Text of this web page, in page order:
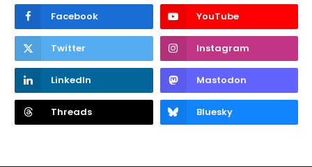
Facebook YouTube
Twitter Instagram
LinkedIn Mastodon
Threads Bluesky